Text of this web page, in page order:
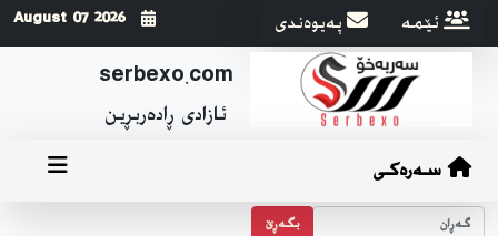
serbexo.com
ئازادی ڕاده‌ربڕین
ئێمه په‌یوه‌ندی 2026 August 07
سەرەکی
بگه‌ڕێ